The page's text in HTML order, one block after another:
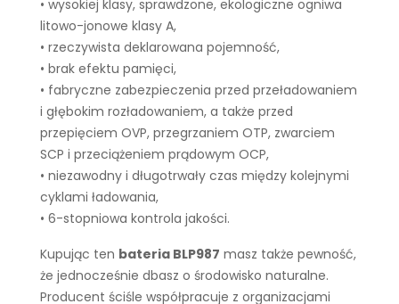
• wysokiej klasy, sprawdzone, ekologiczne ogniwa
litowo-jonowe klasy A,
• rzeczywista deklarowana pojemność,
• brak efektu pamięci,
• fabryczne zabezpieczenia przed przeładowaniem
i głębokim rozładowaniem, a także przed
przepięciem OVP, przegrzaniem OTP, zwarciem
SCP i przeciążeniem prądowym OCP,
• niezawodny i długotrwały czas między kolejnymi
cyklami ładowania,
• 6-stopniowa kontrola jakości.
Kupując ten bateria BLP987 masz także pewność,
że jednocześnie dbasz o środowisko naturalne.
Producent ściśle współpracuje z organizacjami